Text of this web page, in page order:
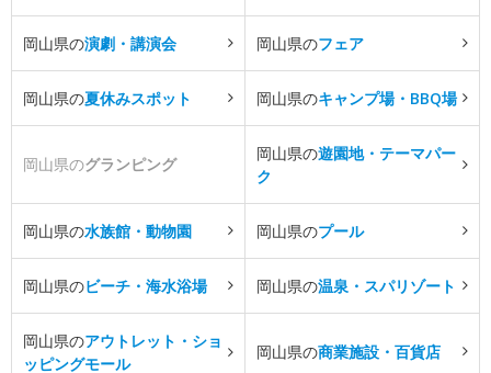
岡山県の演劇・講演会 岡山県のフェア
岡山県の夏休みスポット 岡山県のキャンプ場・BBQ場
岡山県のグランピング
岡山県の遊園地・テーマパー
ク
岡山県の水族館・動物園 岡山県のプール
岡山県のビーチ・海水浴場 岡山県の温泉・スパリゾート
岡山県のアウトレット・ショ
ッピングモール
岡山県の商業施設・百貨店